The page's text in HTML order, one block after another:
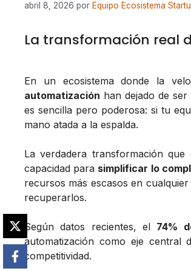
abril 8, 2026 por Equipo Ecosistema
La transformación real
En un ecosistema donde la
automatización han dejado de
es sencilla pero poderosa: si tu
mano atada a la espalda.
La verdadera transformación
capacidad para simplificar lo
recursos más escasos en
recuperarlos.
Según datos recientes, el 74%
automatización como eje
competitividad.